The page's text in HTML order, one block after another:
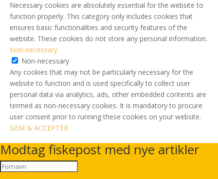
Necessary cookies are absolutely essential for the website to
function properly. This category only includes cookies that
ensures basic functionalities and security features of the
website. These cookies do not store any personal information.
Non-necessary
Non-necessary
Any cookies that may not be particularly necessary for the
website to function and is used specifically to collect user
personal data via analytics, ads, other embedded contents are
termed as non-necessary cookies. It is mandatory to procure
user consent prior to running these cookies on your website.
GEM & ACCEPTÈR
Modtag fiskepost med nye artikler